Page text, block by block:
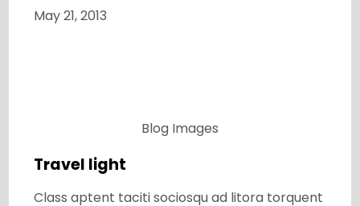
May 21, 2013
Blog Images
Travel light
Class aptent taciti sociosqu ad litora torquent